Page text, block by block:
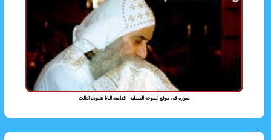
صورة فى موقع الموجة القبطية - قداسة البابا شنودة الثالث